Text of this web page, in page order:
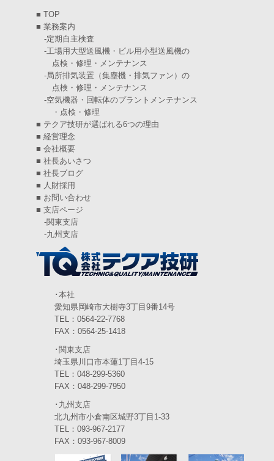
2025年1月(7)
2024年12月(4)
2024年11月(6)
2024年10月(5)
2024年9月(4)
2024年8月(5)
2024年7月(6)
2024年6月 (4)
2024年5月(5)
2024年4月(5)
(6)
2024年2月(4)
(6)
2023年12月(3)
2023年10月(3)
2023年9月(4)
(3)
2023年7月(5)
■ TOP
■ 業務案内
-定期自主検査
-工場用大型送風機・ビル用小型送風機の
点検・修理・メンテナンス
-局所排気装置（集塵機・排気ファン）の
点検・修理・メンテナンス
-空気機器・回転体のプラントメンテナンス
・点検・修理
■ テクア技研が選ばれる6つの理由
■ 経営理念
■ 会社概要
■ 社長あいさつ
■ 社長ブログ
■ 人財採用
■ お問い合わせ
■ 支店ページ
-関東支店
-九州支店
･本社
愛知県岡崎市大樹寺3丁目9番14号
TEL：0564-22-7768
FAX：0564-25-1418
･関東支店
埼玉県川口市本蓮1丁目4-15
TEL：048-299-5360
FAX：048-299-7950
･九州支店
北九州市小倉南区城野3丁目1-33
TEL：093-967-2177
FAX：093-967-8009